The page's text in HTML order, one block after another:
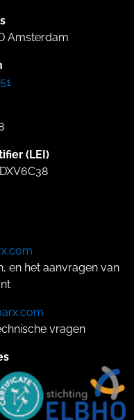
Amsterdam
(LEI)
en het aanvragen van
vragen